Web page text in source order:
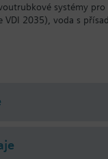
systémy
VDI 2035), voda s
Siemens RTN../